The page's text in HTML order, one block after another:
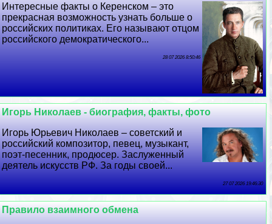
Интересные факты о Керенском – это
прекрасная возможность узнать больше о
российских политиках. Его называют отцом
российского демократического...
28 07 2026 8:50:46
Игорь Николаев - биография, факты, фото
Игорь Юрьевич Николаев – советский и
российский композитор, певец, музыкант,
поэт-песенник, продюсер. Заслуженный
деятель искусств РФ. За годы своей...
27 07 2026 19:46:30
Правило взаимного обмена